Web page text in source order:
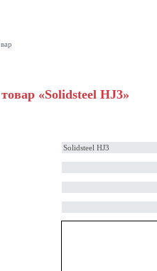
«Solidsteel HJ3»